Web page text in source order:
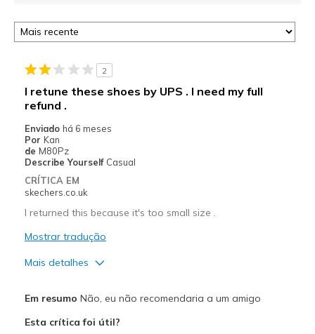
2
I retune these shoes by UPS . I need my full
refund .
Enviado há 6 meses
Por Kan
de M80Pz
Describe Yourself Casual
CRÍTICA EM
skechers.co.uk
I returned this because it's too small size .
Mostrar tradução
Mais detalhes
Em resumo Não, eu não recomendaria a um amigo
Esta crítica foi útil?